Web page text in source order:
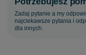
Zadaj pytanie a my
najciekawsze pytania i
dla innych.